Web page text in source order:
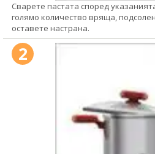
Сварете пастата според
голямо количество вряща,
оставете настрана.
2